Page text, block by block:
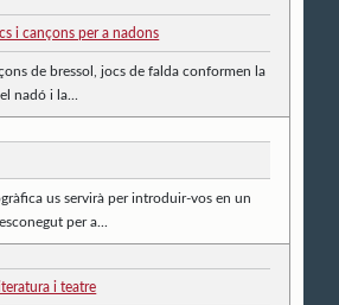
i cançons per a nadons
de bressol, jocs de falda conformen la
nadó i la...
us servirà per introduir-vos en un
per a...
i teatre